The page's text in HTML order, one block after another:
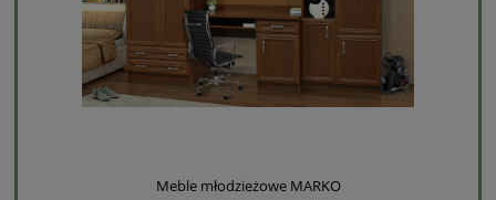
Meble młodzieżowe MARKO